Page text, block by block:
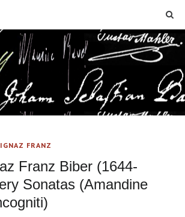
FRANZ
Franz Biber (1644-
Sonatas (Amandine